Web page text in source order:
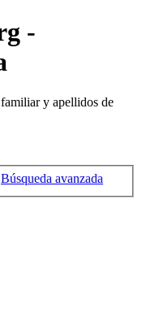
-
y apellidos de
Búsqueda avanzada